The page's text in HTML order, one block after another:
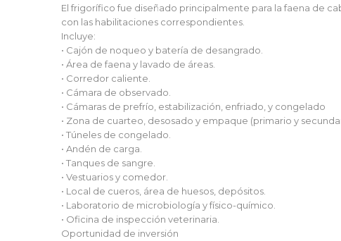
El frigorífico fue diseñado principalmente para la faena de
con las habilitaciones correspondientes.
Incluye:
• Cajón de noqueo y batería de desangrado.
• Área de faena y lavado de áreas.
• Corredor caliente.
• Cámara de observado.
• Cámaras de prefrío, estabilización, enfriado, y congelado
• Zona de cuarteo, desosado y empaque (primario y
• Túneles de congelado.
• Andén de carga.
• Tanques de sangre.
• Vestuarios y comedor.
• Local de cueros, área de huesos, depósitos.
• Laboratorio de microbiología y físico-químico.
• Oficina de inspección veterinaria.
Oportunidad de inversión